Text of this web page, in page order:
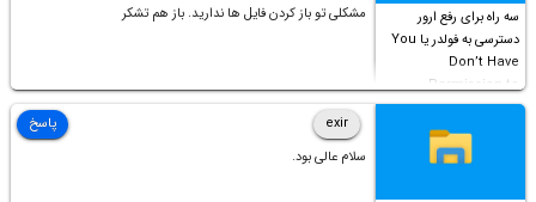
سه راه برای رفع ارور
دسترسی به فولدر یا You
Don’t Have
Permission to
Access this folder
مشکلی تو باز کردن فایل ها ندارید. باز هم تشکر
exir
سلام عالی بود.
پاسخ